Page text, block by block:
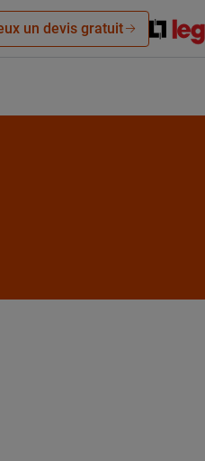
un devis gratuit